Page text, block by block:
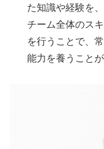
た知識や経験を
チーム全体のス
を行うことで、
能力を養うことが